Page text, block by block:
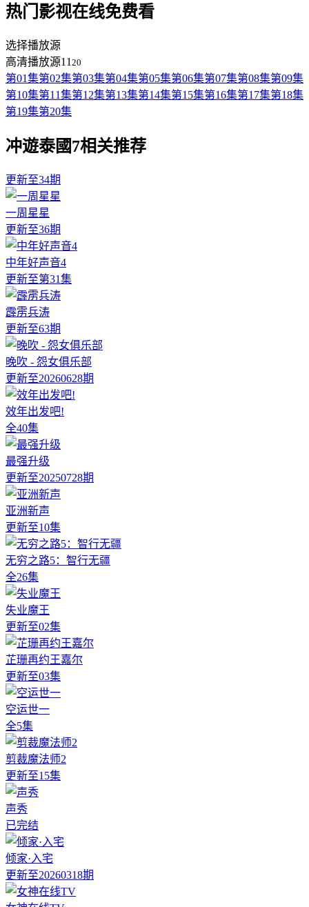
热门影视在线免费看
选择播放源
高清播放源11 20
第01集第02集第03集第04集第05集第06集第07集第08集第09集
第10集第11集第12集第13集第14集第15集第16集第17集第18集
第19集第20集
冲遊泰國7相关推荐
更新至34期
一周星星
更新至36期
中年好声音4
更新至第31集
霹雳兵涛
更新至63期
晚吹 - 怨女俱乐部
更新至20260628期
效年出发吧!
全40集
最强升级
更新至20250728期
亚洲新声
更新至10集
无穷之路5：智行无疆
全26集
失业魔王
更新至02集
芷珊再约王嘉尔
更新至03集
空运世一
全5集
剪裁魔法师2
更新至15集
声秀
已完结
倾家·入宅
更新至20260318期